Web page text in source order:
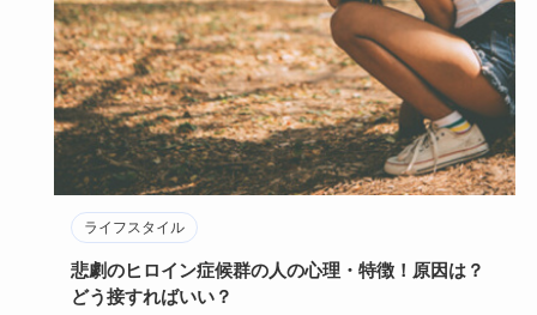
ライフスタイル
悲劇のヒロイン症候群の人の心理・特徴！原因は？
どう接すればいい？